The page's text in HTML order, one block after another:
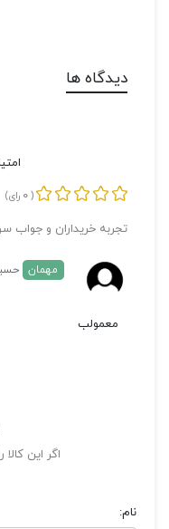
دیدگاه ها
(
0 رای)
تجربه خریداران و جواب
مهمان حسین -
معمولب
اگر این کالا
نام: